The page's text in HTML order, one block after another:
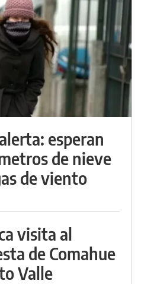
esperan
de nieve
de viento
visita al
de Comahue
Valle